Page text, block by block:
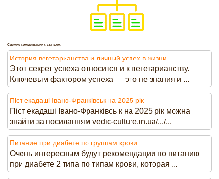
Свежие комментарии к статьям:
История вегетарианства и личный успех в жизни
Этот секрет успеха относится и к вегетарианству.
Ключевым фактором успеха — это не знания и ...
Піст екадаші Івано-Франківськ на 2025 рік
Піст екадаші Івано-Франківсь к на 2025 рік можна
знайти за посиланням vedic-culture.in.ua/.../...
Питание при диабете по группам крови
Очень интересным будут рекомендации по питанию
при диабете 2 типа по типам крови, которая ...